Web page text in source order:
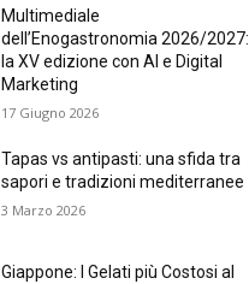
Multimediale
dell’Enogastronomia 2026/2027:
la XV edizione con AI e Digital
Marketing
17 Giugno 2026
Tapas vs antipasti: una sfida tra
sapori e tradizioni mediterranee
3 Marzo 2026
Giappone: I Gelati più Costosi al